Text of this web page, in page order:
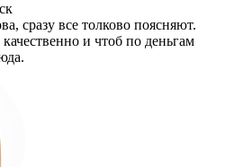
сразу все толково поясняют.
и чтоб по деньгам